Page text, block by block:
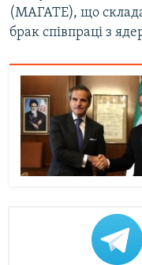
(МАГАТЕ), що
брак співпраці з